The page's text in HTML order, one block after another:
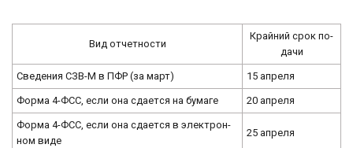
Вид от­чет­но­сти
Край­ний срок по­
да­чи
Све­де­ния СЗВ-М в ПФР (за март) 15 ап­ре­ля
Форма 4-ФСС, если она сда­ет­ся на бу­ма­ге 20 ап­ре­ля
Форма 4-ФСС, если она сда­ет­ся в элек­трон­
ном виде
25 ап­ре­ля